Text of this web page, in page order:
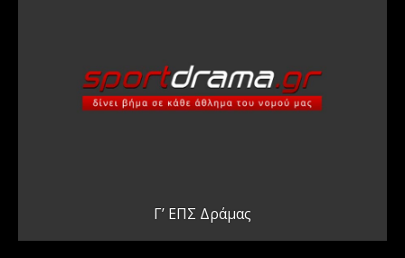
Γ’ ΕΠΣ Δράμας